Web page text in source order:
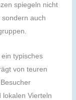
spiegeln nicht
auch
typisches
von teuren
Vierteln